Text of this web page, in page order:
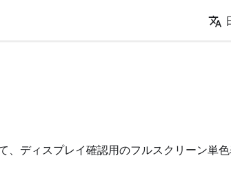
、ディスプレイ確認用のフルスクリーン単